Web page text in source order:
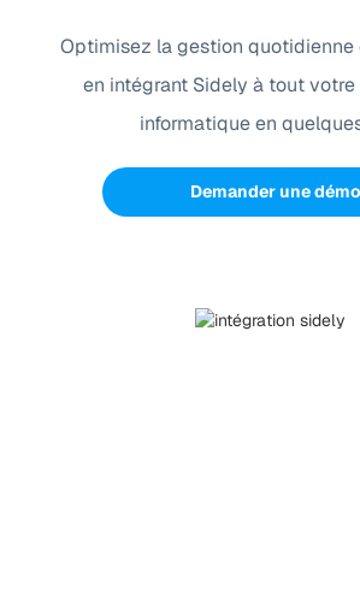
Optimisez la gestion quotidienne
en intégrant Sidely à tout
informatique en
Demander une démo